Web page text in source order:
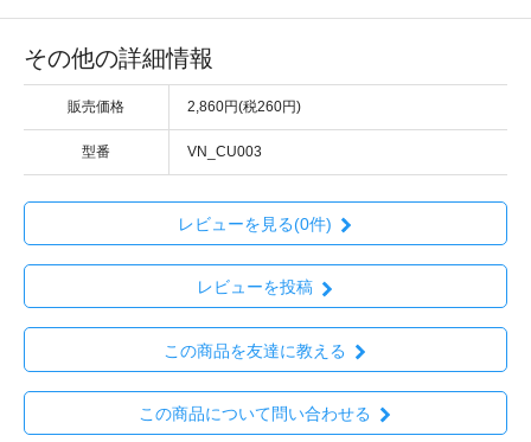
その他の詳細情報
販売価格 2,860円(税260円)
型番 VN_CU003
レビューを見る(0件)
レビューを投稿
この商品を友達に教える
この商品について問い合わせる